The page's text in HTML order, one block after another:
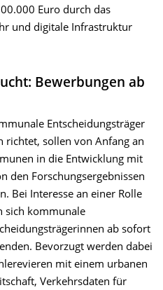
Euro durch das
und digitale Infrastruktur
Bewerbungen ab
Entscheidungsträger
richtet, sollen von Anfang an
in die Entwicklung mit
den Forschungsergebnissen
Bei Interesse an einer Rolle
sich kommunale
ab sofort
Bevorzugt werden dabei
mit einem urbanen
Verkehrsdaten für